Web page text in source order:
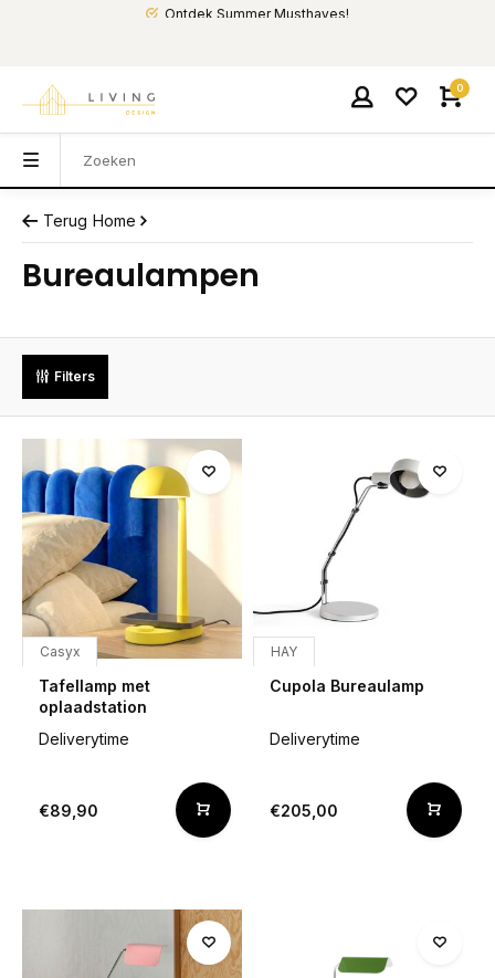
Ontdek Summer Musthaves!
0
Terug Home
Bureaulampen
Filters
Casyx
Tafellamp met
oplaadstation
Deliverytime
€89,90
HAY
Cupola Bureaulamp
Deliverytime
€205,00